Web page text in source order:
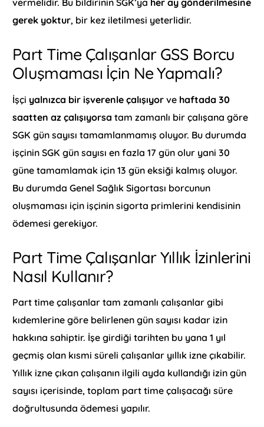
vermelidir. Bu bildirinin SGK’ya her ay gönderilmesine
gerek yoktur, bir kez iletilmesi yeterlidir.
Part Time Çalışanlar GSS Borcu
Oluşmaması İçin Ne Yapmalı?
İşçi yalnızca bir işverenle çalışıyor ve haftada 30
saatten az çalışıyorsa tam zamanlı bir çalışana göre
SGK gün sayısı tamamlanmamış oluyor. Bu durumda
işçinin SGK gün sayısı en fazla 17 gün olur yani 30
güne tamamlamak için 13 gün eksiği kalmış oluyor.
Bu durumda Genel Sağlık Sigortası borcunun
oluşmaması için işçinin sigorta primlerini kendisinin
ödemesi gerekiyor.
Part Time Çalışanlar Yıllık İzinlerini
Nasıl Kullanır?
Part time çalışanlar tam zamanlı çalışanlar gibi
kıdemlerine göre belirlenen gün sayısı kadar izin
hakkına sahiptir. İşe girdiği tarihten bu yana 1 yıl
geçmiş olan kısmi süreli çalışanlar yıllık izne çıkabilir.
Yıllık izne çıkan çalışanın ilgili ayda kullandığı izin gün
sayısı içerisinde, toplam part time çalışacağı süre
doğrultusunda ödemesi yapılır.